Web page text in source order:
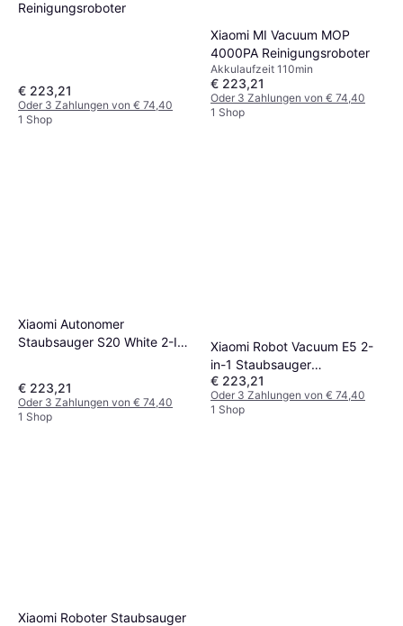
Reinigungsroboter
€ 223,21
Oder 3 Zahlungen von € 74,40
1 Shop
Xiaomi MI Vacuum MOP
4000PA Reinigungsroboter
Akkulaufzeit 110min
€ 223,21
Oder 3 Zahlungen von € 74,40
1 Shop
Xiaomi Autonomer
Staubsauger S20 White 2-In-
€ 223,21
Oder 3 Zahlungen von € 74,40
1 Shop
Xiaomi Robot Vacuum E5 2-
in-1 Staubsauger
Wischroboter
€ 223,21
Oder 3 Zahlungen von € 74,40
1 Shop
Xiaomi Roboter Staubsauger